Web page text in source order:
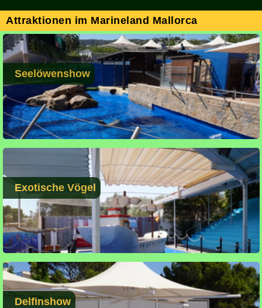
Attraktionen im Marineland Mallorca
Seelöwenshow
Exotische Vögel
Delfinshow